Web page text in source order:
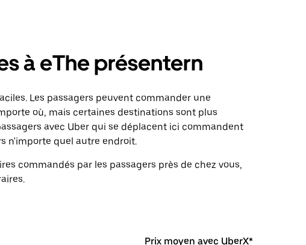
à eThe présentern
Les passagers peuvent commander une
où, mais certaines destinations sont plus
avec Uber qui se déplacent ici commandent
n'importe quel autre endroit.
commandés par les passagers près de chez vous,
Prix moyen avec UberX*